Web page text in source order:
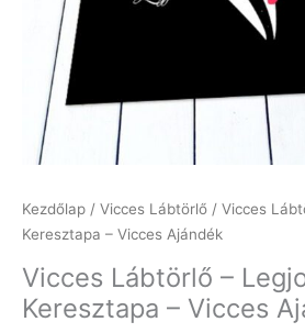
Kezdőlap / Vicces Lábtörlő / Vicces
Keresztapa – Vicces Ajándék
Vicces Lábtörlő –
Keresztapa – Vicces